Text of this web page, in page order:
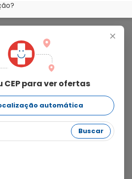
+
CEP para ver ofertas
automática
Buscar